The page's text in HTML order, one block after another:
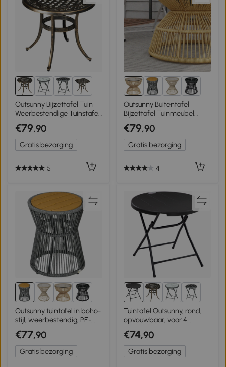
3+
Outsunny Bijzettafel Tuin
Weerbestendige Tuinstafel
met Gegoten Aluminium
Frame, Ronde 60kg
Draagvermogen
Ø60x52,5H cm
€79,90
Gratis bezorging
5
Outsunny Buitentafel
Bijzettafel Tuinmeubel
Rattan Bijzettafel, Glazen
Blad, PE-Rattan, 60 cm x
60 cm x 50 cm, Natuurlijk
€79,90
Gratis bezorging
4
Outsunny tuintafel in boho-
stijl, weerbestendig, PE-
rotan, 39 cm x 39 cm x 49
cm, zwart+ naturel
€77,90
Gratis bezorging
Tuintafel Outsunny, rond,
opvouwbaar, voor 4
personen, houteffect,
staal+kunststof, donkergrijs,
80 x 80 x 73 cm
€74,90
Gratis bezorging